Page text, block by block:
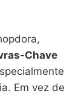
Chave
Em vez de